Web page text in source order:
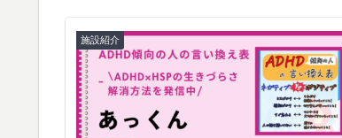
施設紹介